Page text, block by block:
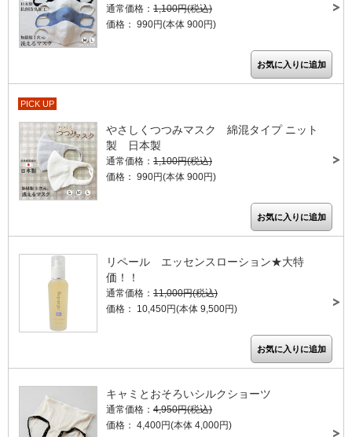
通常価格： 1,100円(税込)
価格： 990円(本体 900円)
PICK UP
やさしくつつみマスク 綿混タイプ ニット
製 日本製
通常価格： 1,100円(税込)
価格： 990円(本体 900円)
リペール エッセンスローション★大特
価！！
通常価格： 11,000円(税込)
価格： 10,450円(本体 9,500円)
キャミとおそろいシルクショーツ
通常価格： 4,950円(税込)
価格： 4,400円(本体 4,000円)